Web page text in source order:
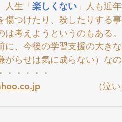
人生「楽しくない 」人も近
つけたり、殺したりする
考えようというのもある。
に、今後の学習支援の大き
らせは気に成らない）なの
・・・・・
（泣